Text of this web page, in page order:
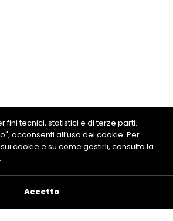
fini tecnici, statistici e di terze parti.
acconsenti all’uso dei cookie. Per
cookie e su come gestirli, consulta la
.
Accetto